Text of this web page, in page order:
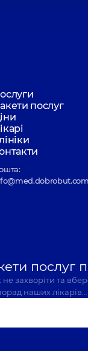
послуг
послуг
захворіти та
наших лікарів…